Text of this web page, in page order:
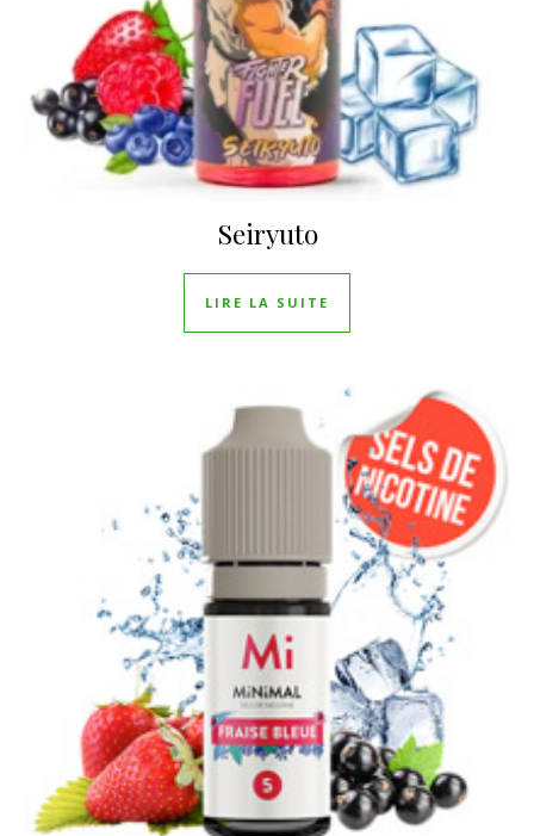
Seiryuto
LIRE LA SUITE